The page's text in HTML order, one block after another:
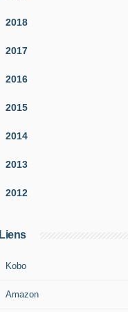
2018
2017
2016
2015
2014
2013
2012
Liens
Kobo
Amazon